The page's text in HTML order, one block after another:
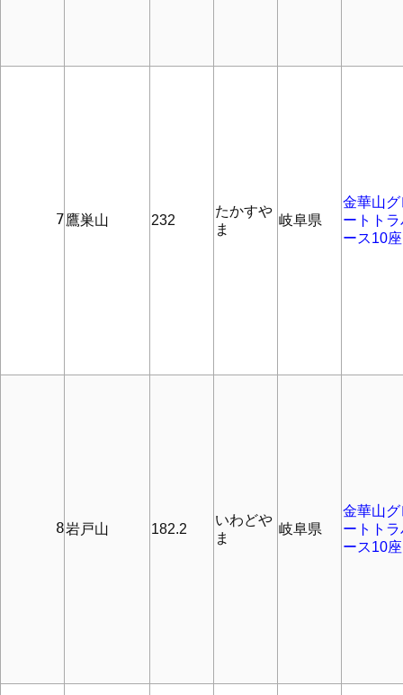
      7
鷹巣山 232
たかすや
ま
岐阜県
金華山グ
ートトラ
ース10座
      8
岩戸山 182.2
いわどや
ま
岐阜県
金華山グ
ートトラ
ース10座